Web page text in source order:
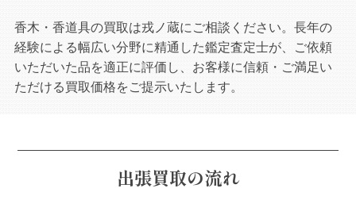
香木・香道具の買取は戎ノ蔵にご相談ください。長年の
経験による幅広い分野に精通した鑑定査定士が、ご依頼
いただいた品を適正に評価し、お客様に信頼・ご満足い
ただける買取価格をご提示いたします。
出張買取の流れ